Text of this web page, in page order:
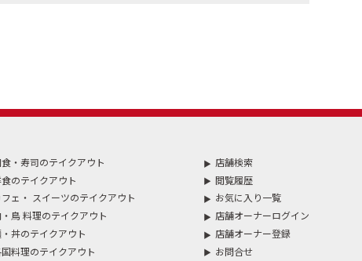
・寿司のテイクアウト
のテイクアウト
フェ・ スイーツのテイクアウト
・鳥 料理のテイクアウト
丼のテイクアウト
料理のテイクアウト
店舗検索
閲覧履歴
お気に入り一覧
店舗オーナーログイン
店舗オーナー登録
お問合せ